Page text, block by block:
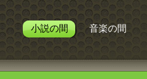
小説の間 音楽の間